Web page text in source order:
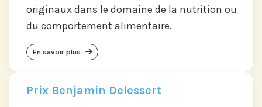
originaux dans le domaine de la nutrition ou
du comportement alimentaire.
En savoir plus
Prix Benjamin Delessert